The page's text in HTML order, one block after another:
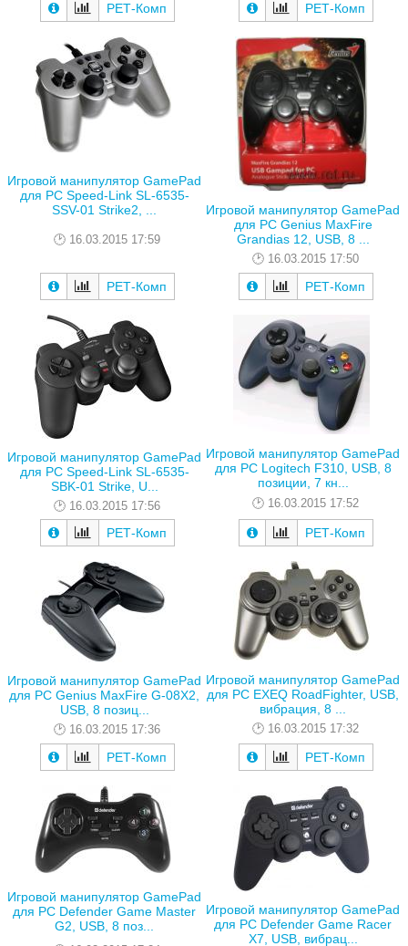
РЕТ-Комп РЕТ-Комп
Игровой манипулятор GamePad
для PC Speed-Link SL-6535-
SSV-01 Strike2, ...
16.03.2015 17:59
РЕТ-Комп
Игровой манипулятор GamePad
для PC Genius MaxFire
Grandias 12, USB, 8 ...
16.03.2015 17:50
РЕТ-Комп
Игровой манипулятор GamePad
для PC Speed-Link SL-6535-
SBK-01 Strike, U...
16.03.2015 17:56
РЕТ-Комп
Игровой манипулятор GamePad
для PC Logitech F310, USB, 8
позиции, 7 кн...
16.03.2015 17:52
РЕТ-Комп
Игровой манипулятор GamePad
для PC Genius MaxFire G-08X2,
USB, 8 позиц...
16.03.2015 17:36
РЕТ-Комп
Игровой манипулятор GamePad
для PC EXEQ RoadFighter, USB,
вибрация, 8 ...
16.03.2015 17:32
РЕТ-Комп
Игровой манипулятор GamePad
для PC Defender Game Master
G2, USB, 8 поз...
Игровой манипулятор GamePad
для PC Defender Game Racer
X7, USB, вибрац...